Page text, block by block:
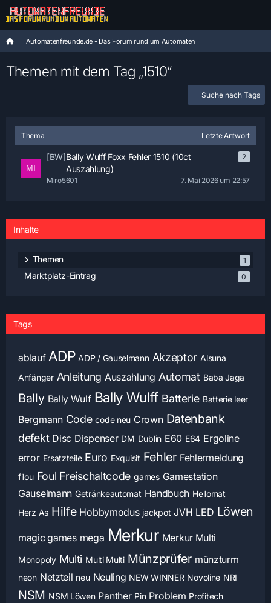
Automatenfreunde.de - Das Forum rund um Automaten
Themen mit dem Tag „1510“
Suche nach Tags
Thema Letzte Antwort
[BW]Bally Wulff Foxx Fehler 1510 (10ct
Auszahlung)
2
Miro5601 7. Mai 2026 um 22:57
Inhalte
Themen 1
Marktplatz-Eintrag 0
Tags
ablauf ADP ADP / Gauselmann Akzeptor Alsuna
Anfänger Anleitung Auszahlung Automat Baba Jaga
Bally Bally Wulf Bally Wulff Batterie Batterie leer
Bergmann Code code neu Crown Datenbank
defekt Disc Dispenser DM Dublin E60 E64 Ergoline
error Ersatzteile Euro Exquisit Fehler Fehlermeldung
filou Foul Freischaltcode games Gamestation
Gauselmann Getränkeautomat Handbuch Hellomat
Herz As Hilfe Hobbymodus jackpot JVH LED Löwen
magic games mega Merkur Merkur Multi
Monopoly Multi Multi Multi Münzprüfer münzturm
neon Netzteil neu Neuling NEW WINNER Novoline NRI
NSM NSM Löwen Panther Pin Problem Profitech